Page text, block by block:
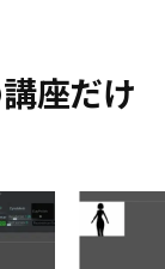
座だけ